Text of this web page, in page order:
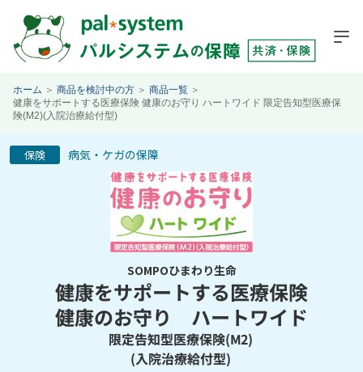
ホーム ＞ 商品を検討中の方 ＞ 商品一覧 ＞
健康をサポートする医療保険 健康のお守り ハートワイド 限定告知型医療保
険(M2)(入院治療給付型)
保険 病気・ケガの保障
SOMPOひまわり生命
健康をサポートする医療保険
健康のお守り ハートワイド
限定告知型医療保険(M2)
(入院治療給付型)